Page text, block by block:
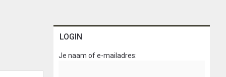
LOGIN
Je naam of e-mailadres